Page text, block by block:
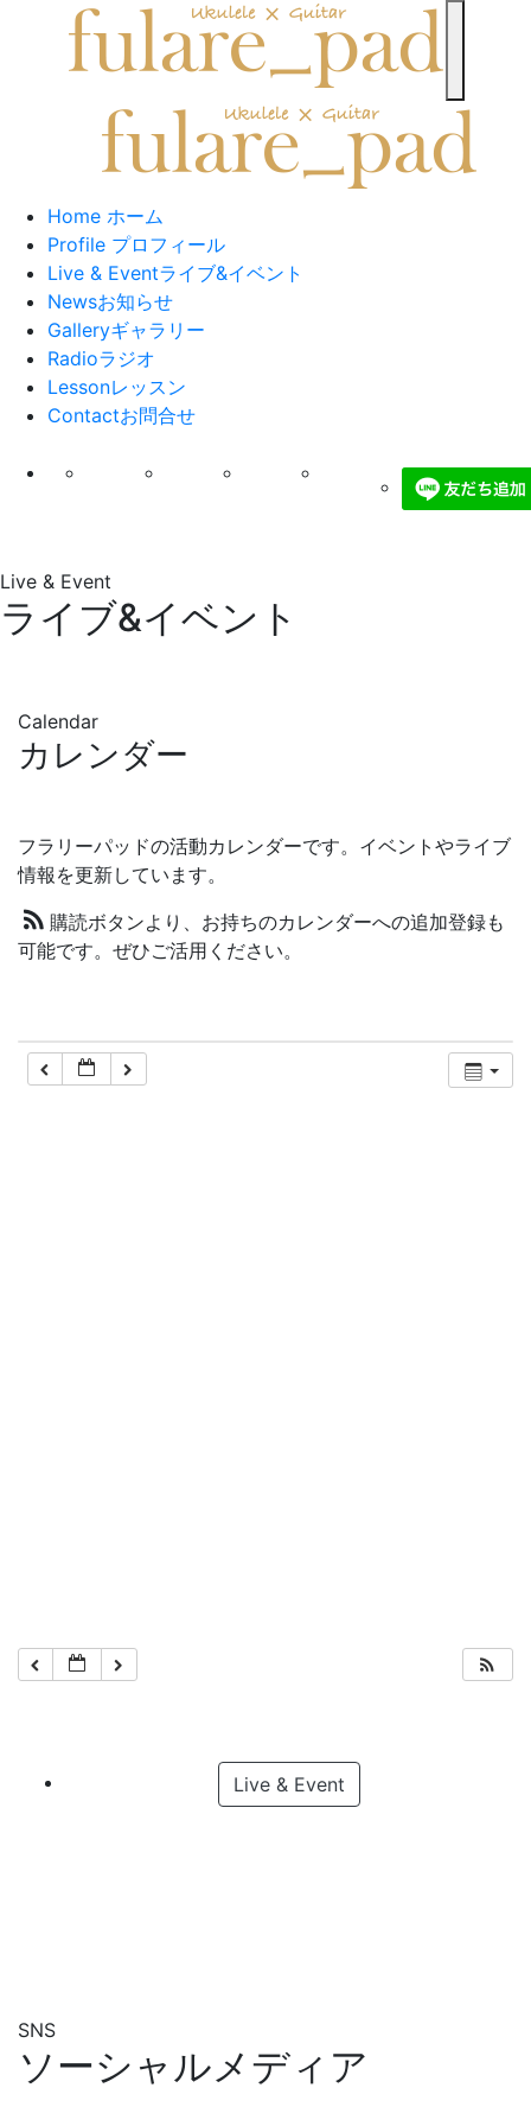
Home ホーム
Profile プロフィール
Live & Eventライブ&イベント
Newsお知らせ
Galleryギャラリー
Radioラジオ
Lessonレッスン
Contactお問合せ
Live & Event
ライブ&イベント
Calendar
カレンダー
フラリーパッドの活動カレンダーです。イベントやライブ
情報を更新しています。
購読ボタンより、お持ちのカレンダーへの追加登録も
可能です。ぜひご活用ください。
Live & Event
SNS
ソーシャルメディア